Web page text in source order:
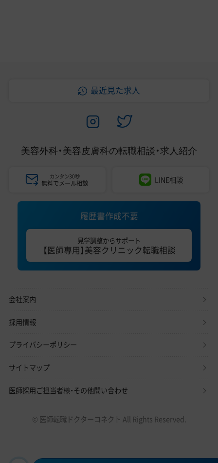
最近見た求人
美容外科・美容皮膚科の転職相談・求人紹介
カンタン30秒
無料でメール相談 LINE相談
履歴書作成不要
見学調整からサポート
【医師専用】美容クリニック転職相談
会社案内
採用情報
プライバシーポリシー
サイトマップ
医師採用ご担当者様・その他問い合わせ
© 医師転職ドクターコネクト All Rights Reserved.